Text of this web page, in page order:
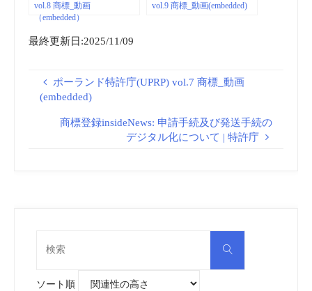
vol.8 商標_動画
（embedded）
vol.9 商標_動画(embedded)
最終更新日:2025/11/09
ポーランド特許庁(UPRP) vol.7 商標_動画
(embedded)
商標登録insideNews: 申請手続及び発送手続の
デジタル化について | 特許庁
検
ソート順